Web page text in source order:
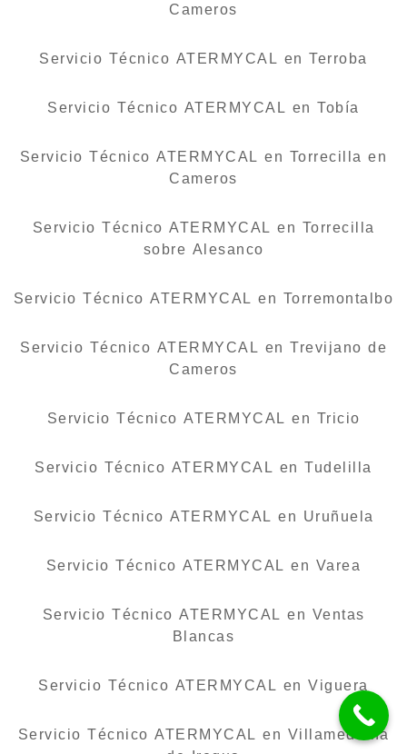
Cameros
Servicio Técnico ATERMYCAL en Terroba
Servicio Técnico ATERMYCAL en Tobía
Servicio Técnico ATERMYCAL en Torrecilla en
Cameros
Servicio Técnico ATERMYCAL en Torrecilla
sobre Alesanco
Servicio Técnico ATERMYCAL en Torremontalbo
Servicio Técnico ATERMYCAL en Trevijano de
Cameros
Servicio Técnico ATERMYCAL en Tricio
Servicio Técnico ATERMYCAL en Tudelilla
Servicio Técnico ATERMYCAL en Uruñuela
Servicio Técnico ATERMYCAL en Varea
Servicio Técnico ATERMYCAL en Ventas
Blancas
Servicio Técnico ATERMYCAL en Viguera
Servicio Técnico ATERMYCAL en Villamediana